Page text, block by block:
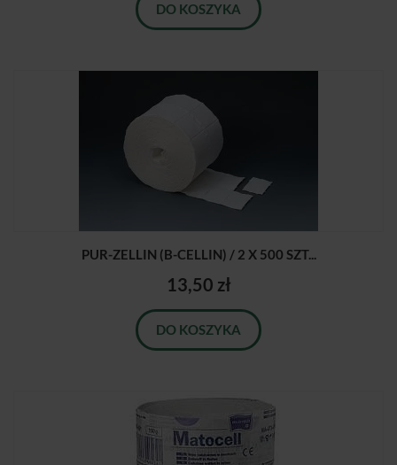
DO KOSZYKA
PUR-ZELLIN (B-CELLIN) / 2 X 500 SZT...
13,50 zł
DO KOSZYKA